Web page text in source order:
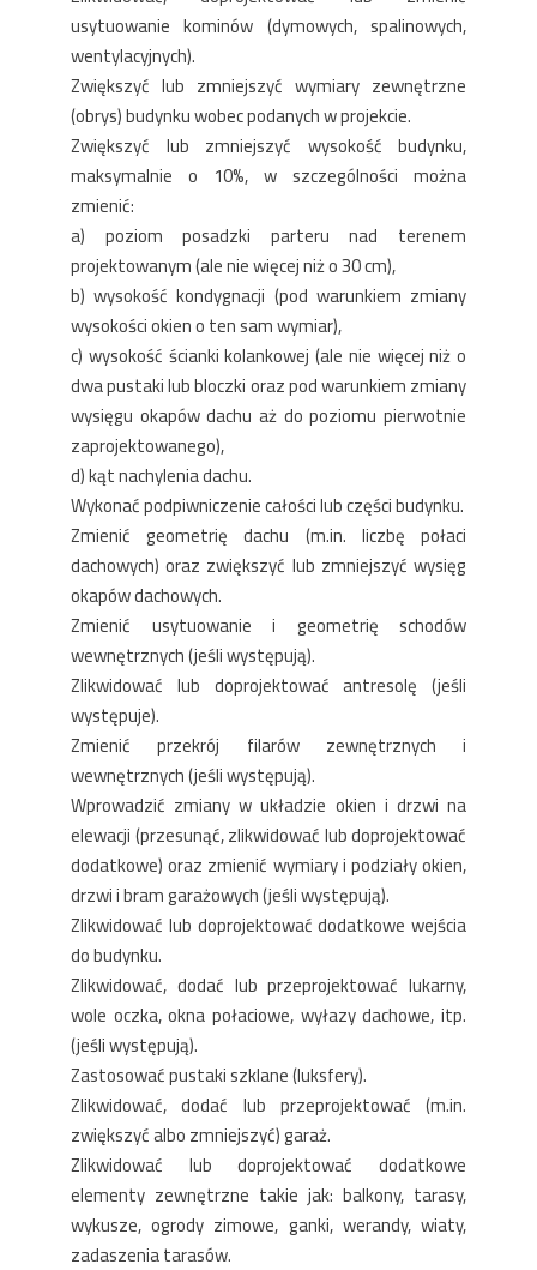
usytuowanie kominów (dymowych, spalinowych,
wentylacyjnych).
Zwiększyć lub zmniejszyć wymiary zewnętrzne
(obrys) budynku wobec podanych w projekcie.
Zwiększyć lub zmniejszyć wysokość budynku,
maksymalnie o 10%, w szczególności można
zmienić:
a) poziom posadzki parteru nad terenem
projektowanym (ale nie więcej niż o 30 cm),
b) wysokość kondygnacji (pod warunkiem zmiany
wysokości okien o ten sam wymiar),
c) wysokość ścianki kolankowej (ale nie więcej niż o
dwa pustaki lub bloczki oraz pod warunkiem zmiany
wysięgu okapów dachu aż do poziomu pierwotnie
zaprojektowanego),
d) kąt nachylenia dachu.
Wykonać podpiwniczenie całości lub części budynku.
Zmienić geometrię dachu (m.in. liczbę połaci
dachowych) oraz zwiększyć lub zmniejszyć wysięg
okapów dachowych.
Zmienić usytuowanie i geometrię schodów
wewnętrznych (jeśli występują).
Zlikwidować lub doprojektować antresolę (jeśli
występuje).
Zmienić przekrój filarów zewnętrznych i
wewnętrznych (jeśli występują).
Wprowadzić zmiany w układzie okien i drzwi na
elewacji (przesunąć, zlikwidować lub doprojektować
dodatkowe) oraz zmienić wymiary i podziały okien,
drzwi i bram garażowych (jeśli występują).
Zlikwidować lub doprojektować dodatkowe wejścia
do budynku.
Zlikwidować, dodać lub przeprojektować lukarny,
wole oczka, okna połaciowe, wyłazy dachowe, itp.
(jeśli występują).
Zastosować pustaki szklane (luksfery).
Zlikwidować, dodać lub przeprojektować (m.in.
zwiększyć albo zmniejszyć) garaż.
Zlikwidować lub doprojektować dodatkowe
elementy zewnętrzne takie jak: balkony, tarasy,
wykusze, ogrody zimowe, ganki, werandy, wiaty,
zadaszenia tarasów.